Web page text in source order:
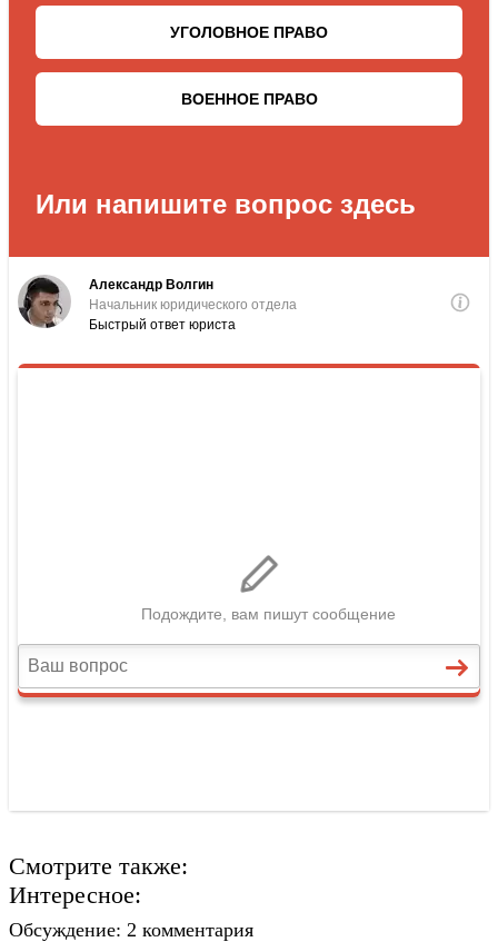
Смотрите также:
Интересное:
Обсуждение: 2 комментария